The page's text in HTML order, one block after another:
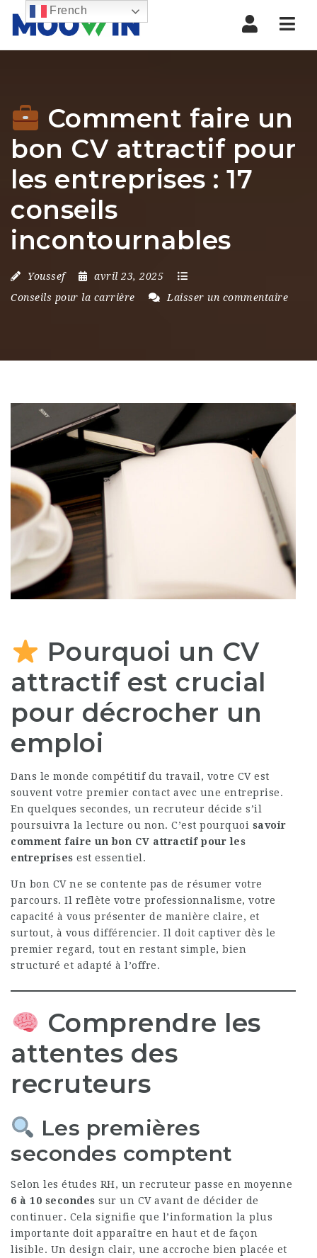
Comment faire un
bon CV attractif pour
les entreprises : 17
conseils
incontournables
Youssef
avril 23, 2025
Conseils pour la carrière
Laisser un commentaire
Pourquoi un CV
attractif est crucial
pour décrocher un
emploi
Dans le monde compétitif du travail, votre CV est
souvent votre premier contact avec une entreprise.
En quelques secondes, un recruteur décide s’il
poursuivra la lecture ou non. C’est pourquoi savoir
comment faire un bon CV attractif pour les
entreprises est essentiel.
Un bon CV ne se contente pas de résumer votre
parcours. Il reflète votre professionnalisme, votre
capacité à vous présenter de manière claire, et
surtout, à vous différencier. Il doit captiver dès le
premier regard, tout en restant simple, bien
structuré et adapté à l’offre.
Comprendre les
attentes des
recruteurs
Les premières
secondes comptent
Selon les études RH, un recruteur passe en moyenne
6 à 10 secondes sur un CV avant de décider de
continuer. Cela signifie que l’information la plus
importante doit apparaître en haut et de façon
lisible. Un design clair, une accroche bien placée et
French